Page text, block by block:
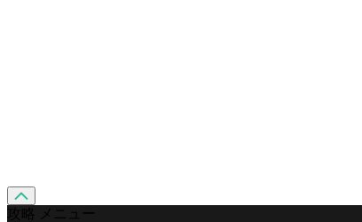
攻略 メニュー